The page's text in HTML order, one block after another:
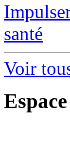
santé
Voir